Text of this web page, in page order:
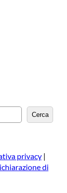
Cerca
privacy|
di